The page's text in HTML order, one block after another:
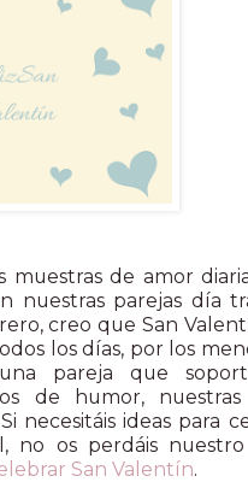
muestras de amor
nuestras parejas día
creo que San
los días, por los
pareja que
de humor,
necesitáis ideas para
no os perdáis
San Valentín.